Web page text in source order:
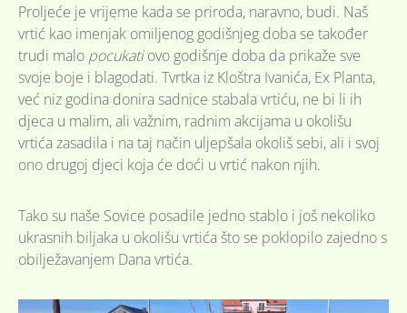
Proljeće je vrijeme kada se priroda, naravno, budi. Naš
vrtić kao imenjak omiljenog godišnjeg doba se također
trudi malo pocukatiovo godišnje doba da prikaže sve
svoje boje i blagodati. Tvrtka iz Kloštra Ivanića, Ex Planta,
već niz godina donira sadnice stabala vrtiću, ne bi li ih
djeca u malim, ali važnim, radnim akcijama u okolišu
vrtića zasadila i na taj način uljepšala okoliš sebi, ali i svoj
ono drugoj djeci koja će doći u vrtić nakon njih.
Tako su naše Sovice posadile jedno stablo i još nekoliko
ukrasnih biljaka u okolišu vrtića što se poklopilo zajedno s
obilježavanjem Dana vrtića.